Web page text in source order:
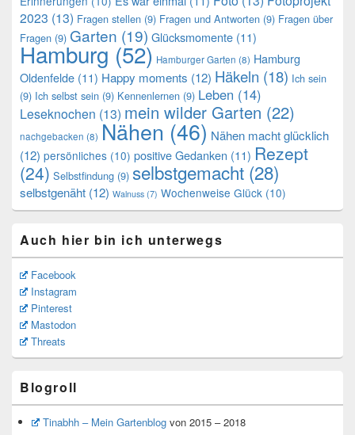
2023 (13) Fragen stellen (9) Fragen und Antworten (9) Fragen über
Fragen (9) Garten (19) Glücksmomente (11)
Hamburg (52) Hamburger Garten (8) Hamburg
Oldenfelde (11) Happy moments (12) Häkeln (18) Ich sein
(9) Ich selbst sein (9) Kennenlernen (9) Leben (14)
Leseknochen (13) mein wilder Garten (22)
nachgebacken (8) Nähen (46) Nähen macht glücklich
(12) persönliches (10) positive Gedanken (11) Rezept
(24) Selbstfindung (9) selbstgemacht (28)
selbstgenäht (12) Walnuss (7) Wochenweise Glück (10)
Auch hier bin ich unterwegs
Facebook
Instagram
Pinterest
Mastodon
Threats
Blogroll
Tinabhh – Mein Gartenblogvon 2015 – 2018